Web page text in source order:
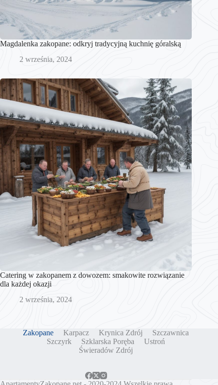
Magdalenka zakopane: odkryj tradycyjną kuchnię góralską
2 września, 2024
Catering w zakopanem z dowozem: smakowite rozwiązanie
dla każdej okazji
2 września, 2024
Zakopane Karpacz Krynica Zdrój
Szczawnica
Szczyrk
Szklarska Poręba
Ustroń
Świeradów Zdrój